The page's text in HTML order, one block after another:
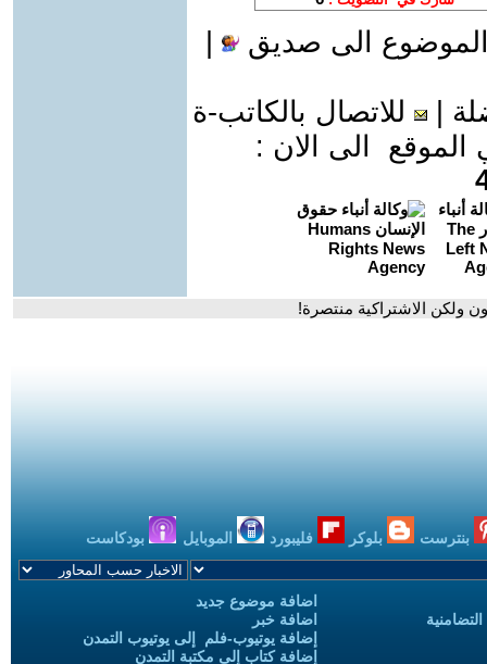
الى صديق
للاتصال بالكاتب-ة
الى الان :
ولكن الاشتراكية منتصرة!
بنترست بلوكر فليبورد الموبايل بودكاست
اضافة موضوع جديد
اضافة خبر
إضافة يوتيوب-فلم إلى يوتيوب التمدن
إضافة كتاب إلى مكتبة التمدن